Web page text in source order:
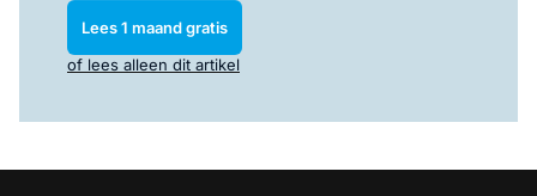
Lees 1 maand gratis
of lees alleen dit artikel